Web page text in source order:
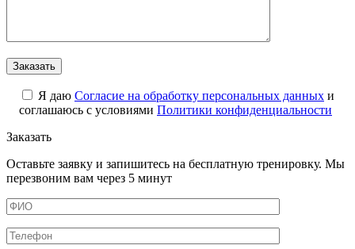
Я даю Cогласие на обработку персональных данных и
соглашаюсь с условиями Политики конфиденциальности
Заказать
Оставьте заявку и запишитесь на бесплатную тренировку. Мы
перезвоним вам через 5 минут